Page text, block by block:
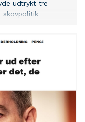
udtrykt tre
skovpolitik